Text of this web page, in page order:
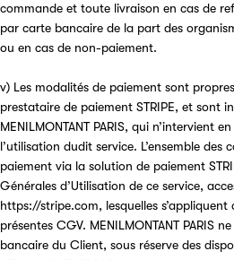
commande et toute livraison en cas de
par carte bancaire de la part des
ou en cas de non-paiement.
v) Les modalités de paiement sont
prestataire de paiement STRIPE, et sont
MENILMONTANT PARIS, qui n’intervient
l’utilisation dudit service. L’ensemble des
paiement via la solution de paiement
Générales d’Utilisation de ce service,
https://stripe.com, lesquelles
présentes CGV. MENILMONTANT PARIS
bancaire du Client, sous réserve des